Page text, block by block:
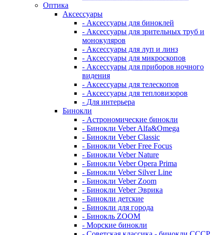
Оптика
Аксессуары
- Аксессуары для биноклей
- Аксессуары для зрительных труб и
монокуляров
- Аксессуары для луп и линз
- Аксессуары для микроскопов
- Аксессуары для приборов ночного
видения
- Аксессуары для телескопов
- Аксессуары для тепловизоров
- Для интерьера
Бинокли
- Астрономические бинокли
- Бинокли Veber Alfa&Omega
- Бинокли Veber Classic
- Бинокли Veber Free Focus
- Бинокли Veber Nature
- Бинокли Veber Opera Prima
- Бинокли Veber Silver Line
- Бинокли Veber Zoom
- Бинокли Veber Эврика
- Бинокли детские
- Бинокли для города
- Бинокль ZOOM
- Морские бинокли